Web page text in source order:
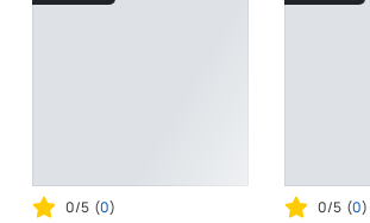
0/5 (0)
0/5 (0)